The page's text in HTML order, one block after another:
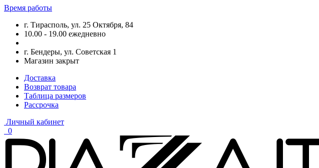
Время работы
г. Тирасполь, ул. 25 Октября, 84
10.00 - 19.00 ежедневно
г. Бендеры, ул. Советская 1
Магазин закрыт
Доставка
Возврат товара
Таблица размеров
Рассрочка
Личный кабинет
0